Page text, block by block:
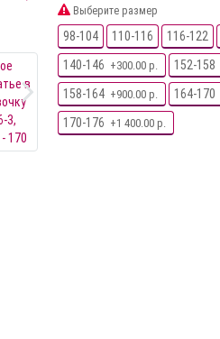
Выберите размер
98-104 110-116 116-122
140-146 +300.00 р. 152-158
158-164 +900.00 р. 164-170
170-176 +1 400.00 р.